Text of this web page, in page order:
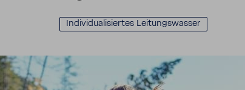
Indi­vi­dua­li­siertes Leitungs­wasser